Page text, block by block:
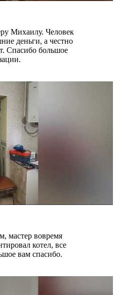
Михаилу. Человек
деньги, а честно
Спасибо большое
мастер вовремя
котел, все
вам спасибо.